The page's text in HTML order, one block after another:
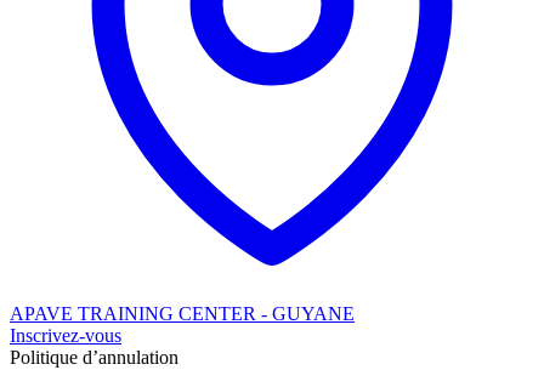
APAVE TRAINING CENTER - GUYANE
Inscrivez-vous
Politique d’annulation